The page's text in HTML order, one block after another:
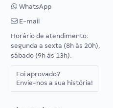
WhatsApp
E-mail
Horário de atendimento:
segunda a sexta (8h às 20h),
sábado (9h às 13h).
Foi aprovado?
Envie-nos a sua história!